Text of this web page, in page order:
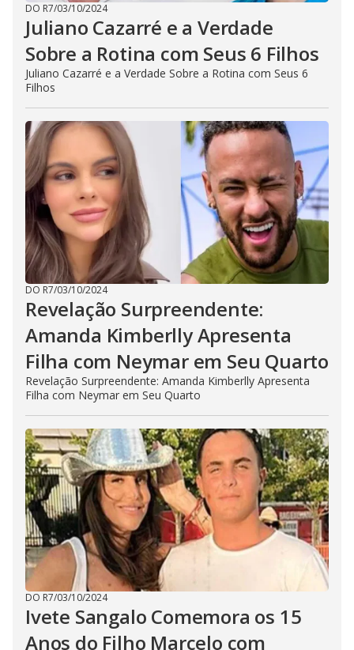
DO R7/03/10/2024
Juliano Cazarré e a Verdade
Sobre a Rotina com Seus 6 Filhos
Juliano Cazarré e a Verdade Sobre a Rotina com Seus 6
Filhos
DO R7/03/10/2024
Revelação Surpreendente:
Amanda Kimberlly Apresenta
Filha com Neymar em Seu Quarto
Revelação Surpreendente: Amanda Kimberlly Apresenta
Filha com Neymar em Seu Quarto
DO R7/03/10/2024
Ivete Sangalo Comemora os 15
Anos do Filho Marcelo com